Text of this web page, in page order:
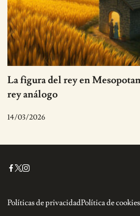
La figura del rey en
rey análogo
14/03/2026
Políticas de privacidadPolítica de